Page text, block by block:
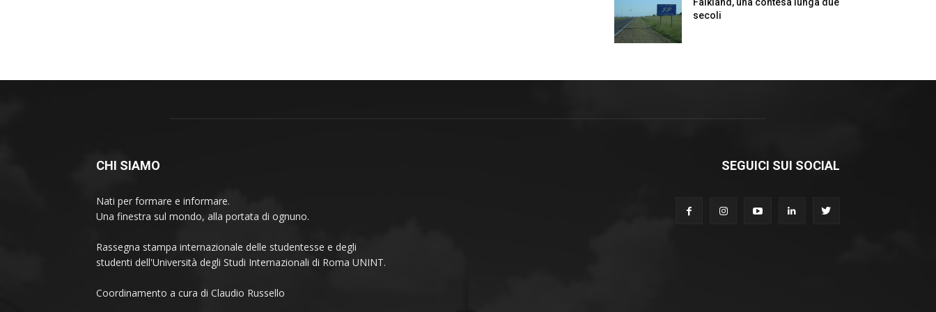
secoli
CHI SIAMO
Nati per formare e informare.
Una finestra sul mondo, alla portata di ognuno.
Rassegna stampa internazionale delle studentesse e degli
studenti dell'Università degli Studi Internazionali di Roma UNINT.
Coordinamento a cura di Claudio Russello
SEGUICI SUI SOCIAL